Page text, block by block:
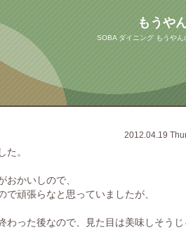
もうや
SOBA ダイニング もうやん
2012.04.19
た。
おかいしので、
で頑張らなと思っていましたが、
わった後なので、見た目は美味しそう